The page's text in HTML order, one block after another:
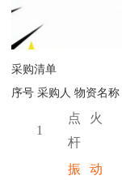
采购清单
序号 采购人 物资名称
1
点火
杆
振动